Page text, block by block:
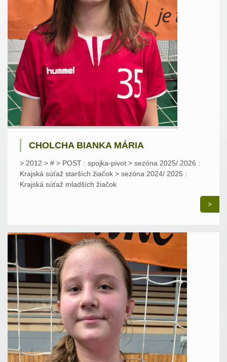
CHOLCHA BIANKA MÁRIA
> 2012 > # > POST : spojka-pivot > sezóna 2025/ 2026 :
Krajská súťaž starších žiačok > sezóna 2024/ 2025 :
Krajská súťaž mladších žiačok
>